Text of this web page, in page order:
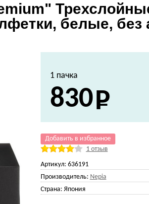
белые, без
1 пачка
830
Добавить в избранное
1 отзыв
Артикул: 636191
Производитель: Nepia
Страна: Япония